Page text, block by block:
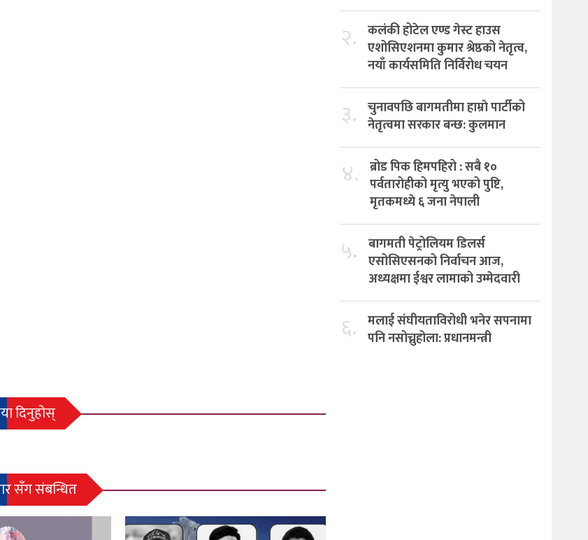
दिनुहोस्
सँग संबन्धित
२. कलंकी होटेल एण्ड गेस्ट हाउस
एशोसिएशनमा कुमार श्रेष्ठको नेतृत्व,
नयाँ कार्यसमिति निर्विरोध चयन
३. चुनावपछि बागमतीमा हाम्राे पार्टीको
नेतृत्वमा सरकार बन्छ: कुलमान
४. ब्रोड पिक हिमपहिरो : सबै १०
पर्वतारोहीको मृत्यु भएको पुष्टि,
मृतकमध्ये ६ जना नेपाली
५. बागमती पेट्रोलियम डिलर्स
एसोसिएसनको निर्वाचन आज,
अध्यक्षमा ईश्वर लामाको उम्मेदवारी
६. मलाई संघीयताविरोधी भनेर सपनामा
पनि नसोच्नुहोला: प्रधानमन्त्री